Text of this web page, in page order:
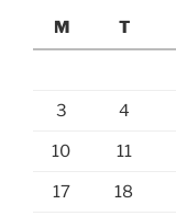
M
T
3 4
10 11
17 18